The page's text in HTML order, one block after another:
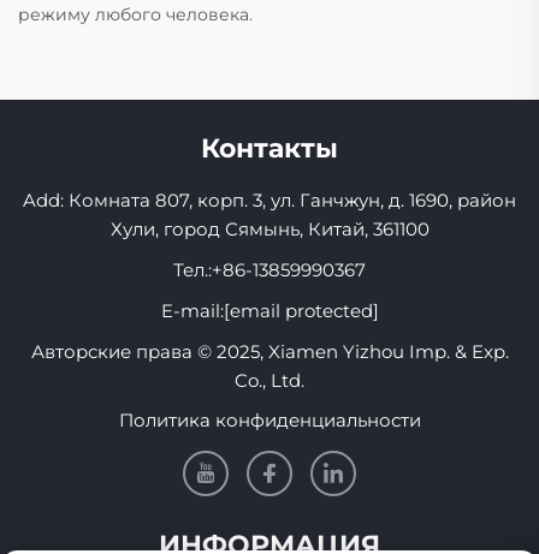
режиму любого человека.
Контакты
Add: Комната 807, корп. 3, ул. Ганчжун, д. 1690, район
Хули, город Сямынь, Китай, 361100
Тел.:+86-13859990367
E-mail:[email protected]
Авторские права © 2025, Xiamen Yizhou Imp. & Exp.
Co., Ltd.
Политика конфиденциальности
ИНФОРМАЦИЯ